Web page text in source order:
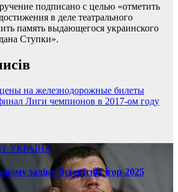
подписано с целью «отметить
в деле театрального
память выдающегося украинского
Ступки».
на железнодорожные билеты
Лиги чемпионов в 2017-ом году
УКРАЇНА
заліку Всесвітніх ігор-2025